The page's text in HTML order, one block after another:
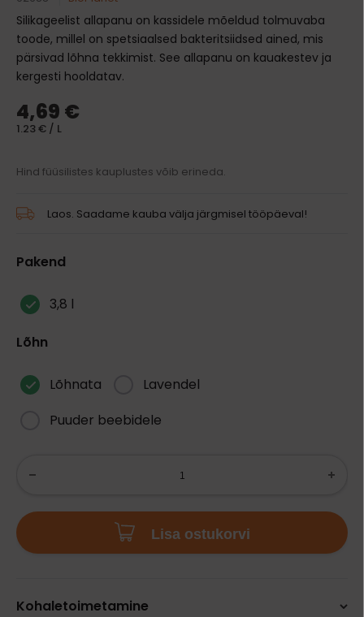
Silikageelist allapanu on kassidele mõeldud tolmuvaba
toode, millel on spetsiaalsed bakteritsiidsed ained, mis
pärsivad lõhna tekkimist. See allapanu on kauakestev ja
kergesti hooldatav.
4,69 €
1.23 € / L
Hind füüsilistes kauplustes võib erineda.
Laos. Saadame kauba välja järgmisel tööpäeval!
Pakend
3,8 l
Lõhn
Lõhnata
Lavendel
Puuder beebidele
Lisa ostukorvi
Kohaletoimetamine